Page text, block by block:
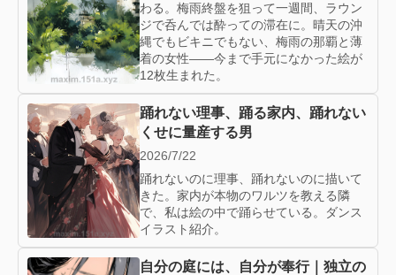
わる。梅雨終盤を狙って一週間、ラウン
ジで呑んでは酔っての滞在に。晴天の沖
縄でもビキニでもない、梅雨の那覇と薄
着の女性——今まで手元になかった絵が
12枚生まれた。
踊れない理事、踊る家内、踊れない
くせに量産する男
2026/7/22
踊れないのに理事、踊れないのに描いて
きた。家内が本物のワルツを教える隣
で、私は絵の中で踊らせている。ダンス
イラスト紹介。
自分の庭には、自分が奉行｜独立の